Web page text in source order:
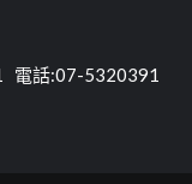
電話:07-5320391